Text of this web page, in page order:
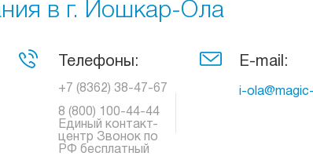
в г. Йошкар-Ола
Телефоны:
+7 (8362) 38-47-67
8 (800) 100-44-44
Единый контакт-
центр Звонок по
РФ бесплатный
E-mail:
i-